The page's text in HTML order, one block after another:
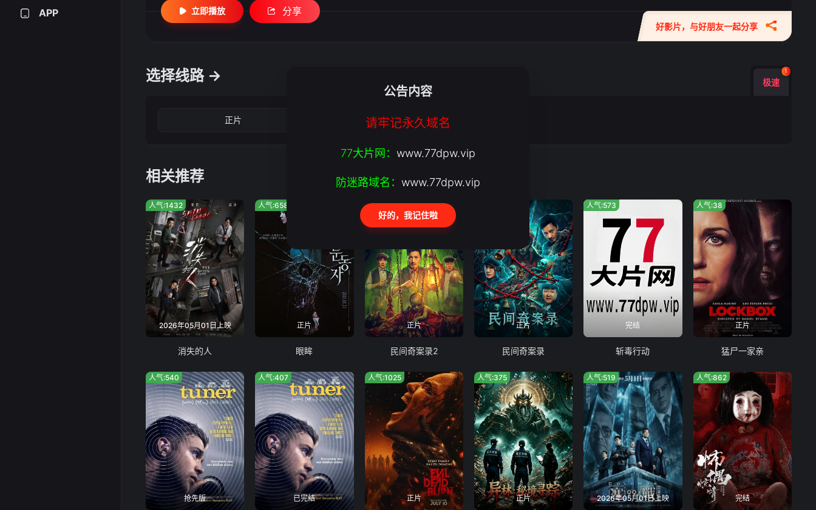
APP
好影片，与好朋友一起分享
立即播放 分享
选择线路 → 极速
1
正片
相关推荐
2026年05月01日上映
人气:1432
消失的人
正片
人气:658
眼眸
正片
人气:313
民间奇案录2
正片
民间奇案录
完结
人气:573
斩毒行动
正片
人气:38
猛尸一家亲
抢先版
人气:540
已完结
人气:407
正片
人气:1025
正片
人气:375
2026年05月01日上映
人气:519
完结
人气:862
公告内容
请牢记永久域名
77大片网： www.77dpw.vip
防迷路域名： www.77dpw.vip
好的，我记住啦